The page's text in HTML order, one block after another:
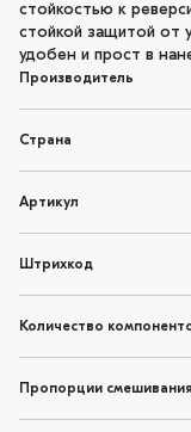
стойкостью к
стойкой защитой от
удобен и прост в
Производитель
Страна
Артикул
Штрихкод
Количество
Пропорции смешивания